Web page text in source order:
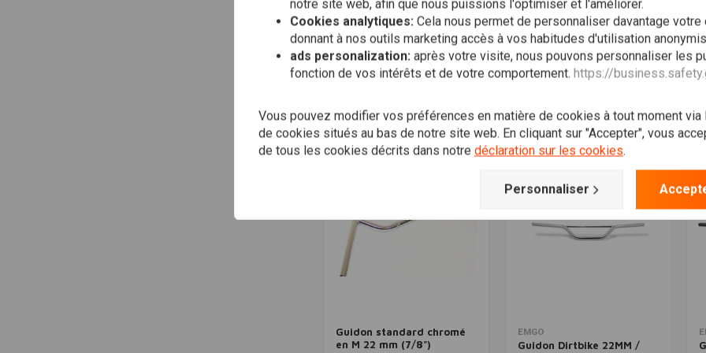
Ajouter au panier
BILTWELL
H2-Bar Guidon Tuv
Approuvé (Choisir la
Couleur)
€299,33
souhaits
Ajouter au panier
FEHLING
Petit guidon en M 22 mm
€107,17
souhaits
Ajouter au panier
Guidon standard chromé
en M 22 mm (7/8")
EMGO
Guidon Dirtbike 22MM /
notre site web, afin que nous puissions l'optimiser et l'améliorer.
Cookies analytiques: Cela nous permet de personnaliser davantage votre
donnant à nos outils marketing accès à vos habitudes d'utilisation
ads personalization: après votre visite, nous pouvons personnaliser les
fonction de vos intérêts et de votre comportement. https://
Vous pouvez modifier vos préférences en matière de cookies à tout moment via
de cookies situés au bas de notre site web. En cliquant sur "Accepter", vous
de tous les cookies décrits dans notre déclaration sur les cookies.
Personnaliser